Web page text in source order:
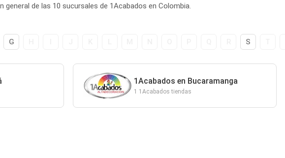
de las 10 sucursales de 1Acabados en Colombia.
G S
1Acabados en Bucaramanga
1 1Acabados tiendas